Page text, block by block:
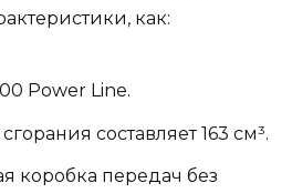
как:
Power Line.
составляет 163 см³.
коробка передач без